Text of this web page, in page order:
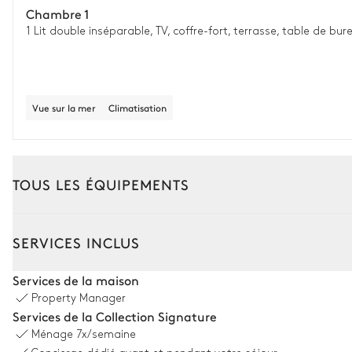
Chambre 1
1 Lit double inséparable, TV, coffre-fort, terrasse, table de
Vue sur la mer Climatisation
TOUS LES ÉQUIPEMENTS
Table
12 places
SERVICES INCLUS
Services de la maison
Property Manager
Services de la Collection Signature
Ménage 7x/semaine